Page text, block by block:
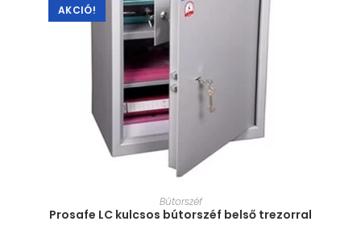
AKCIÓ!
MÉRET VÁLASZTÁSA
Bútorszéf
Prosafe LC kulcsos bútorszéf belső trezorral